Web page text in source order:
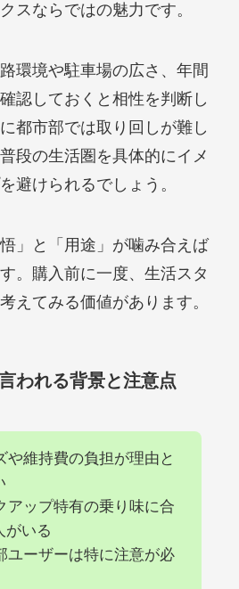
スならではの魅力です。
環境や駐車場の広さ、年間
認しておくと相性を判断し
都市部では取り回しが難し
段の生活圏を具体的にイメ
避けられるでしょう。
」と「用途」が噛み合えば
。購入前に一度、生活スタ
えてみる価値があります。
われる背景と注意点
や維持費の負担が理由と
アップ特有の乗り味に合
がいる
ユーザーは特に注意が必